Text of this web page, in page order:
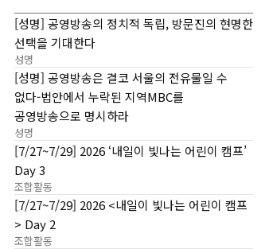
[성명] 공영방송의 정치적 독립, 방문진의 현명한
선택을 기대한다
성명
[성명] 공영방송은 결코 서울의 전유물일 수
없다-법안에서 누락된 지역MBC를
공영방송으로 명시하라
성명
[7/27~7/29] 2026 ‘내일이 빛나는 어린이 캠프’
Day 3
조합활동
[7/27~7/29] 2026 <내일이 빛나는 어린이 캠프
> Day 2
조합활동